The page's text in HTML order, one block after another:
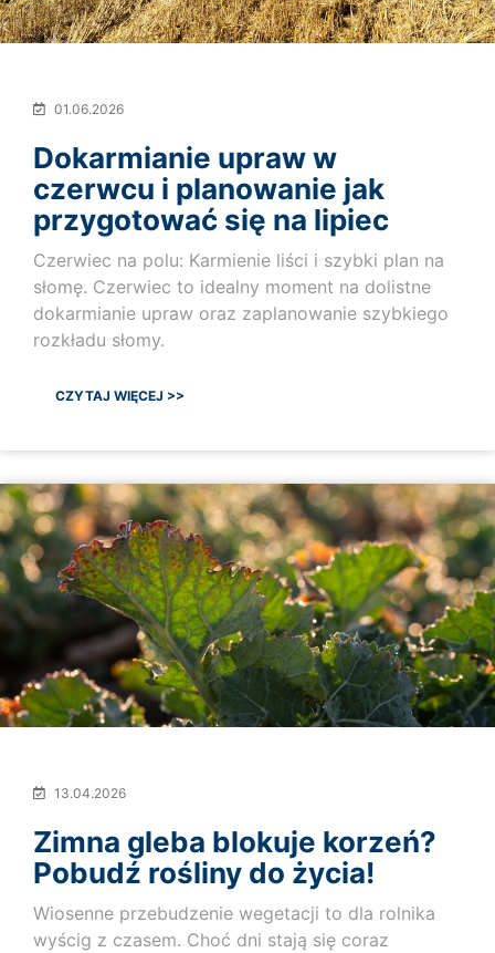
01.06.2026
Dokarmianie upraw w
czerwcu i planowanie jak
przygotować się na lipiec
Czerwiec na polu: Karmienie liści i szybki plan na
słomę. Czerwiec to idealny moment na dolistne
dokarmianie upraw oraz zaplanowanie szybkiego
rozkładu słomy.
CZYTAJ WIĘCEJ >>
13.04.2026
Zimna gleba blokuje korzeń?
Pobudź rośliny do życia!
Wiosenne przebudzenie wegetacji to dla rolnika
wyścig z czasem. Choć dni stają się coraz